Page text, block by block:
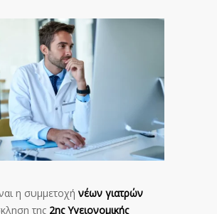
η συμμετοχή νέων γιατρών
της 2ης Υγειονομικής